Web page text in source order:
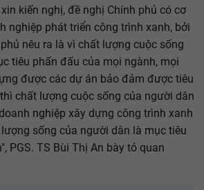
kiến nghị, đề nghị Chính phủ có cơ
nghiệp phát triển công trình xanh, bởi
nêu ra là vì chất lượng cuộc sống
tiêu phấn đấu của mọi ngành, mọi
được các dự án bảo đảm được tiêu
chất lượng cuộc sống của người dân
nghiệp xây dựng công trình xanh
sống của người dân là mục tiêu
PGS. TS Bùi Thị An bày tỏ quan